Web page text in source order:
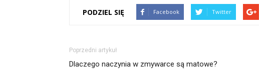
PODZIEL SIĘ Facebook Twitter
Poprzedni artykuł
Dlaczego naczynia w zmywarce są matowe?